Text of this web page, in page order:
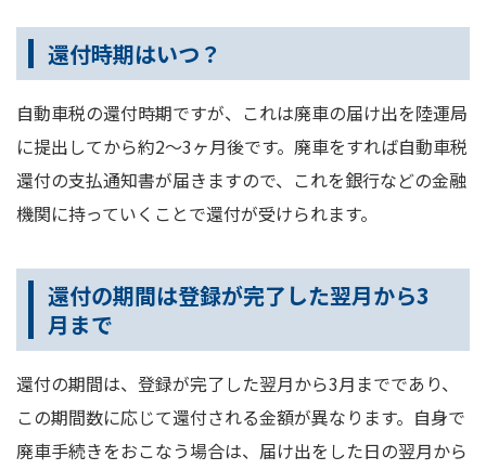
還付時期はいつ？
自動車税の還付時期ですが、これは廃車の届け出を陸運局
に提出してから約2～3ヶ月後です。廃車をすれば自動車税
還付の支払通知書が届きますので、これを銀行などの金融
機関に持っていくことで還付が受けられます。
還付の期間は登録が完了した翌月から3
月まで
還付の期間は、登録が完了した翌月から3月までであり、
この期間数に応じて還付される金額が異なります。自身で
廃車手続きをおこなう場合は、届け出をした日の翌月から